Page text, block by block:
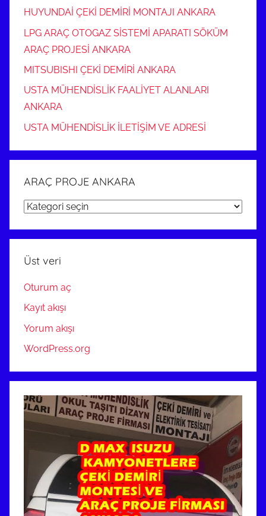
HUYUNDAİ ÇEKİ DEMİRİ MONTAJI ANKARA
LPG ARAÇ OTOGAZ SİSTEMİ APARATI SÖKÜM
ARAÇ PROJESİ ANKARA
MITSUBISHI ÇEKİ DEMİRİ ANKARA
USTA MÜHENDİSLİK FAALİYET ALANLARI
ANKARA
USTA MÜHENDİSLİK İLETİŞİM VE ADRESİ
ARAÇ PROJE ANKARA
ARAÇ
ANKARA
Üst veri
Oturum aç
Kayıt akışı
Yorum akışı
WordPress.org